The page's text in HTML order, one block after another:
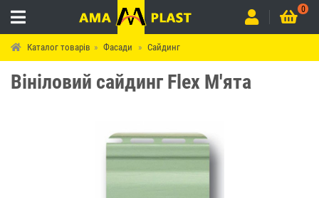
0
Каталог товарів Фасади Сайдинг
Вініловий сайдинг Flex М'ята